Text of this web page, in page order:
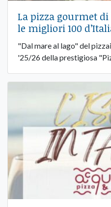
La pizza gourmet
le migliori 100
"Dal mare al lago" del
'25/26 della prestigiosa